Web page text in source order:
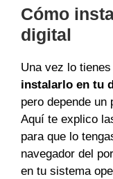
Cómo
digital
Una vez lo
instalarlo en tu
pero depende un
Aquí te explico
para que lo
navegador del
en tu sistema